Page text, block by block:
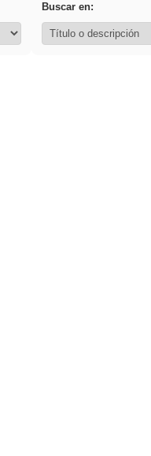
Buscar en: